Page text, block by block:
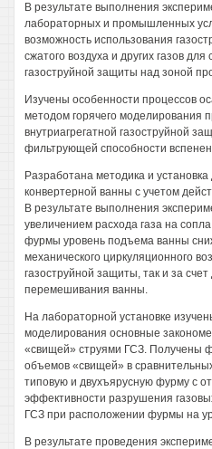
В результате выполнения
лабораторных и промышленных
возможность использования
сжатого воздуха и других газов
газоструйной защиты над зоной
Изучены особенности процессов
методом горячего моделирования
внутриагрегатной газоструйной
фильтрующей способности
Разработана методика и
конвертерной ванны с учетом
В результате выполнения
увеличением расхода газа на
фурмы уровень подъема ванны
механического циркуляционного
газоструйной защиты, так и за
перемешивания ванны.
На лабораторной установке
моделирования основные
«свищей» струями ГСЗ. Получены
объемов «свищей» в
типовую и двухъярусную фурму с
эффективности разрушения
ГСЗ при расположении фурмы на
В результате проведения